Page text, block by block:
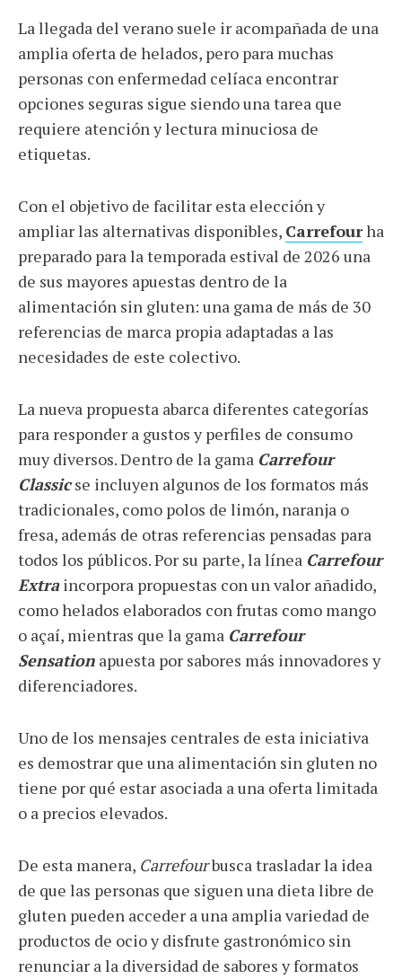
La llegada del verano suele ir acompañada de una
amplia oferta de helados, pero para muchas
personas con enfermedad celíaca encontrar
opciones seguras sigue siendo una tarea que
requiere atención y lectura minuciosa de
etiquetas.
Con el objetivo de facilitar esta elección y
ampliar las alternativas disponibles, Carrefourha
preparado para la temporada estival de 2026 una
de sus mayores apuestas dentro de la
alimentación sin gluten: una gama de más de 30
referencias de marca propia adaptadas a las
necesidades de este colectivo.
La nueva propuesta abarca diferentes categorías
para responder a gustos y perfiles de consumo
muy diversos. Dentro de la gama Carrefour
Classicse incluyen algunos de los formatos más
tradicionales, como polos de limón, naranja o
fresa, además de otras referencias pensadas para
todos los públicos. Por su parte, la línea Carrefour
Extraincorpora propuestas con un valor añadido,
como helados elaborados con frutas como mango
o açaí, mientras que la gama Carrefour
Sensation apuesta por sabores más innovadores y
diferenciadores.
Uno de los mensajes centrales de esta iniciativa
es demostrar que una alimentación sin gluten no
tiene por qué estar asociada a una oferta limitada
o a precios elevados.
De esta manera, Carrefourbusca trasladar la idea
de que las personas que siguen una dieta libre de
gluten pueden acceder a una amplia variedad de
productos de ocio y disfrute gastronómico sin
renunciar a la diversidad de sabores y formatos